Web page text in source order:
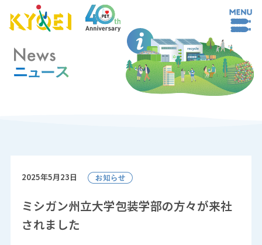
2025年5月23日
ミシガン州立大学包装学部の方々が来社
されました